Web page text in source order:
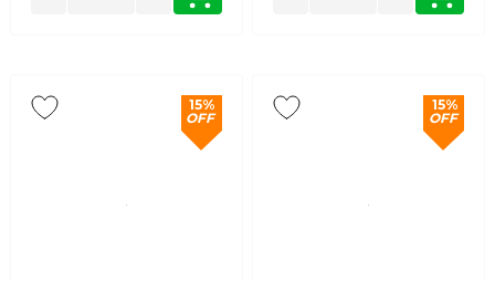
Cubas simples e profundas:
opções de grande
Cubas duplas:
compartimentos independentes
que permitem lavar e enxaguar louças
15%
OFF
15%
OFF